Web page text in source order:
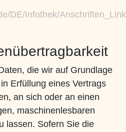
DE/Infothek/
die wir auf Grundlage
Erfüllung eines Vertrags
an sich oder an einen
maschinenlesbaren
lassen. Sofern Sie die